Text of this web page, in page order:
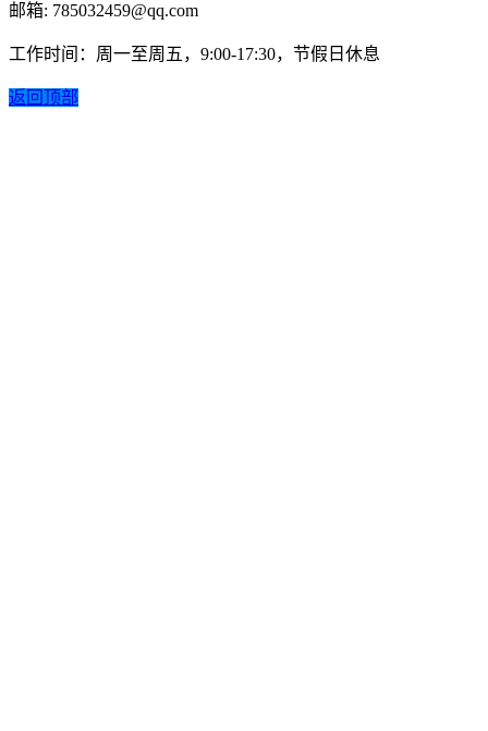
邮箱: 785032459@qq.com
工作时间：周一至周五，9:00-17:30，节假日休息
返回顶部